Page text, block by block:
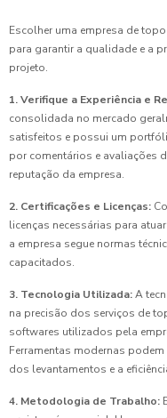
Escolher uma empresa de
para garantir a qualidade e a
projeto.
1. Verifique a Experiência e
consolidada no mercado
satisfeitos e possui um
por comentários e avaliações
reputação da empresa.
2. Certificações e Licenças:
licenças necessárias para
a empresa segue normas
capacitados.
3. Tecnologia Utilizada:A
na precisão dos serviços de
softwares utilizados pela
Ferramentas modernas
dos levantamentos e a
4. Metodologia de Trabalho: